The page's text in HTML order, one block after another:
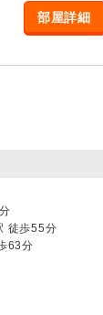
部屋詳細
徒歩55分
63分